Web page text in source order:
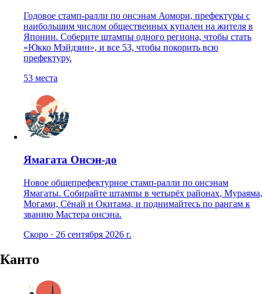
Годовое стамп-ралли по онсэнам Аомори, префектуры с
наибольшим числом общественных купален на жителя в
Японии. Соберите штампы одного региона, чтобы стать
«Юкко Мэйдзин», и все 53, чтобы покорить всю
префектуру.
53 места
Ямагата Онсэн-до
Новое общепрефектурное стамп-ралли по онсэнам
Ямагаты. Собирайте штампы в четырёх районах, Мураяма,
Могами, Сёнай и Окитама, и поднимайтесь по рангам к
званию Мастера онсэна.
Скоро · 26 сентября 2026 г.
Канто